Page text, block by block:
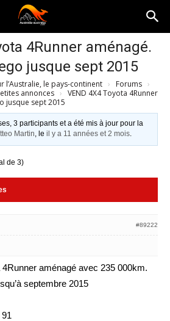
4Runner aménagé.
jusque sept 2015
l’Australie, le pays-continent › Forums ›
annonces › VEND 4X4 Toyota 4Runner
jusque sept 2015
3 participants et a été mis à jour pour la
Martin, leil y a 11 années et 2 mois.
de 3)
#89222
aménagé avec 235 000km.
septembre 2015